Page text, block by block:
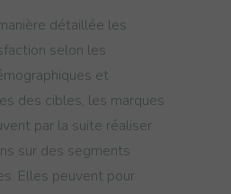
détaillée les
selon les
et
des cibles, les marques
par la suite réaliser
sur des segments
Elles peuvent pour